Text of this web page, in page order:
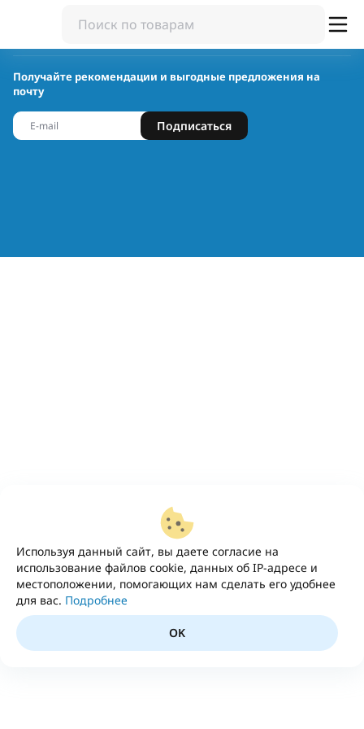
Используя данный сайт, вы даете согласие на
использование файлов cookie, данных об IP-адресе и
местоположении, помогающих нам сделать его удобнее
для вас. Подробнее
OK
Получайте рекомендации и выгодные предложения на
почту
Подписаться